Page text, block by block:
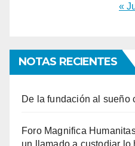
«
NOTAS RECIENTES
De la fundación al sueño
Foro Magnifica
un llamado a custodiar lo